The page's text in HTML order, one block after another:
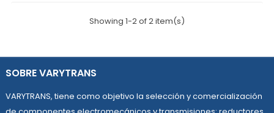
Showing 1-2 of 2 item(s)
SOBRE VARYTRANS
VARYTRANS, tiene como objetivo la selección y comercialización